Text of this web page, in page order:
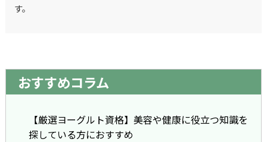
す。
おすすめコラム
【厳選ヨーグルト資格】美容や健康に役立つ知識を
探している方におすすめ